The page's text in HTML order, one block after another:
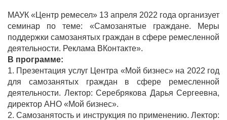
МАУК «Центр ремесел» 13 апреля 2022 года организует
семинар по теме: «Самозанятые граждане. Меры
поддержки самозанятых граждан в сфере ремесленной
деятельности. Реклама ВКонтакте».
В программе:
1. Презентация услуг Центра «Мой бизнес» на 2022 год
для самозанятых граждан в сфере ремесленной
деятельности. Лектор: Серебрякова Дарья Сергеевна,
директор АНО «Мой бизнес».
2. Самозанятость и инструкция по применению. Лектор: